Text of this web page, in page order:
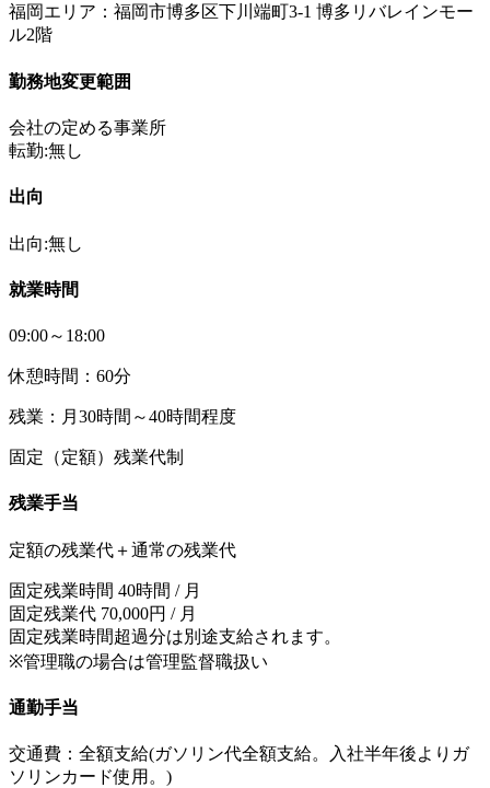
福岡エリア：福岡市博多区下川端町3-1 博多リバレインモー
ル2階
勤務地変更範囲
会社の定める事業所
転勤:無し
出向
出向:無し
就業時間
09:00～18:00
休憩時間：60分
残業：月30時間～40時間程度
固定（定額）残業代制
残業手当
定額の残業代＋通常の残業代
固定残業時間 40時間 / 月
固定残業代 70,000円 / 月
固定残業時間超過分は別途支給されます。
※管理職の場合は管理監督職扱い
通勤手当
交通費：全額支給(ガソリン代全額支給。入社半年後よりガ
ソリンカード使用。)